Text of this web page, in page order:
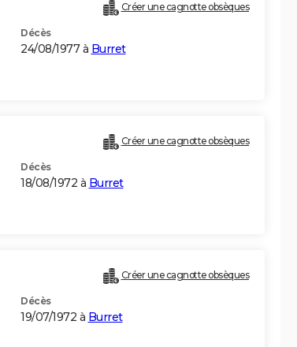
Créer une cagnotte obsèques
Décès
24/08/1977 à Burret
Créer une cagnotte obsèques
Décès
18/08/1972 à Burret
Créer une cagnotte obsèques
Décès
19/07/1972 à Burret